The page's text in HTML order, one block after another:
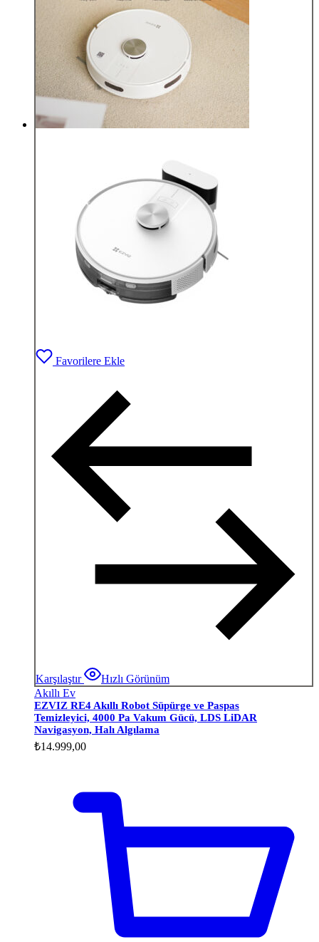
Favorilere Ekle
Karşılaştır
Hızlı Görünüm
Akıllı Ev
EZVIZ RE4 Akıllı Robot Süpürge ve Paspas
Temizleyici, 4000 Pa Vakum Gücü, LDS LiDAR
Navigasyon, Halı Algılama
₺14.999,00